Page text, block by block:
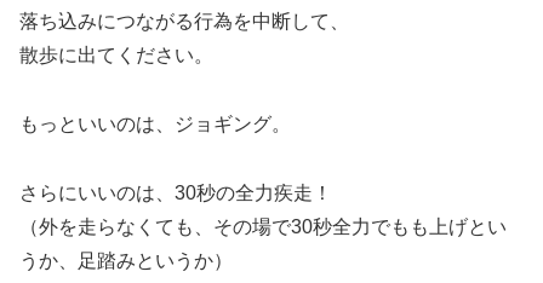
落ち込みにつながる行為を中断して、
散歩に出てください。
もっといいのは、ジョギング。
さらにいいのは、30秒の全力疾走！
（外を走らなくても、その場で30秒全力でもも上げとい
うか、足踏みというか）